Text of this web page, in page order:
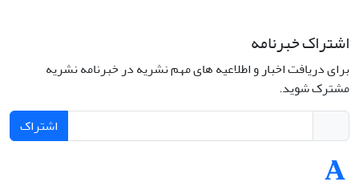
اشتراک خبرنامه
برای دریافت اخبار و اطلاعیه های مهم نشریه در خبرنامه نشریه
مشترک شوید.
اشتراک